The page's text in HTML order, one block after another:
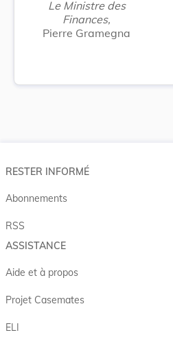
Le Ministre des
Finances,
Pierre Gramegna
RESTER INFORMÉ
Abonnements
RSS
ASSISTANCE
Aide et à propos
Projet Casemates
ELI